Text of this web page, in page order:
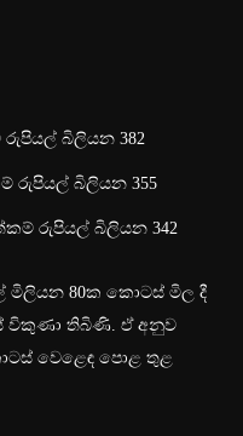
බිලියන 382
රුපියල් බිලියන 355
රුපියල් බිලියන 342
මිලියන‍ 80ක කොටස් මිල දී
විකුණා තිබිණි. ඒ අනුව
වෙළෙඳ පොළ තුළ